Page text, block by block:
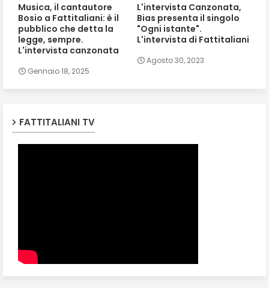
Musica, il cantautore
Bosio a Fattitaliani: è il
pubblico che detta la
legge, sempre.
L'intervista canzonata
Gennaio 18, 2025
L'intervista Canzonata,
Bias presenta il singolo
"Ogni istante".
L'intervista di Fattitaliani
Agosto 30, 2023
FATTITALIANI TV